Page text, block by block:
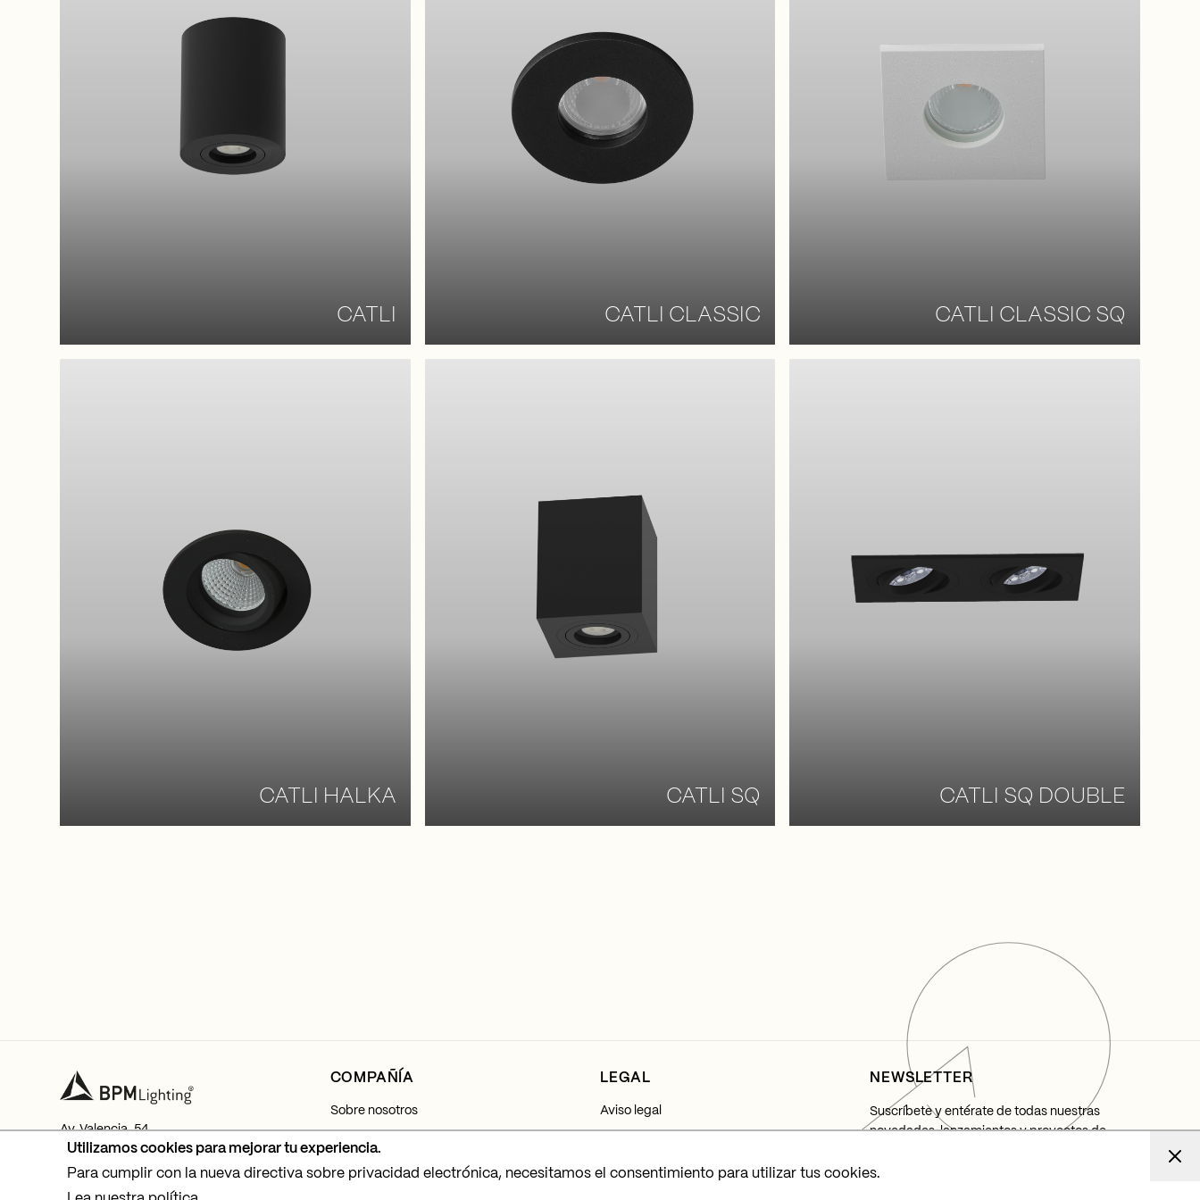
Utilizamos cookies para mejorar tu experiencia.
Para cumplir con la nueva directiva sobre privacidad electrónica, necesitamos el consentimiento para utilizar tus cookies.
CATLI CATLI CLASSIC CATLI CLASSIC SQ
CATLI HALKA CATLI SQ CATLI SQ DOUBLE
Av. Valencia, 54
03770 El Verger, Alicante
Tel.+34 965 781 218
COMPAÑÍA
Sobre nosotros
Mi cuenta
Contacto
LEGAL
Aviso legal
Política de cookies
NEWSLETTER
Suscríbete y entérate de todas nuestras
novedades, lanzamientos y proyectos de